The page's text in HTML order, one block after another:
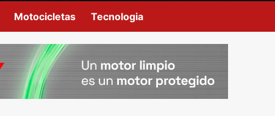
Motocicletas Tecnologia